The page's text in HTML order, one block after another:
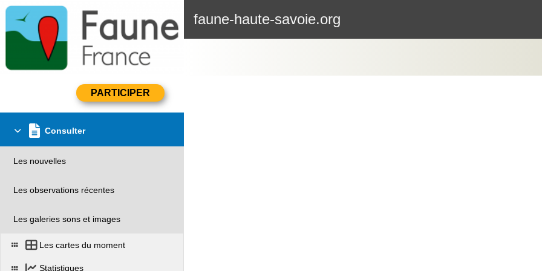
faune-haute-savoie.org
Consulter
Les nouvelles
Les observations récentes
Les galeries sons et images
Les cartes du moment
Statistiques